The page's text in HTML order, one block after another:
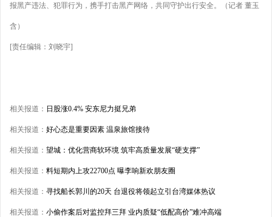
报黑产违法、犯罪行为，携手打击黑产网络，共同守护出行安全。（记者 董玉
含）
[责任编辑：刘晓宇]
相关报道： 日股涨0.4% 安东尼力挺兄弟
相关报道： 好心态是重要因素 温泉旅馆接待
相关报道： 望城：优化营商软环境 筑牢高质量发展“硬支撑”
相关报道： 料短期内上攻22700点 曝李响新欢朋友圈
相关报道： 寻找船长郭川的20天 台退役将领起立引台湾媒体热议
相关报道： 小偷作案后对监控拜三拜 业内质疑“低配高价”难冲高端